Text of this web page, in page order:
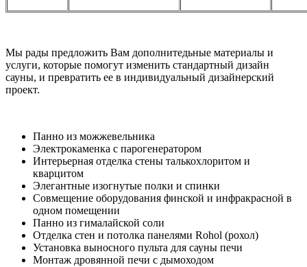
Мы рады предложить Вам дополнитедьные материалы и
услуги, которые помогут изменить стандартный дизайн
сауны, и превратить ее в индивидуальный дизайнерский
проект.
Панно из можжевельника
Электрокаменка с парогенератором
Интерьерная отделка стены талькохлоритом и
кварцитом
Элегантные изогнутые полки и спинки
Совмещение оборудования финской и инфракрасной в
одном помещении
Панно из гималайской соли
Отделка стен и потолка панелями Rohol (рохол)
Установка выносного пульта для сауны печи
Монтаж дровянной печи с дымоходом